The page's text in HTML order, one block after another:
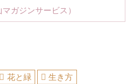
ガジンサービス）
花と緑 生き方